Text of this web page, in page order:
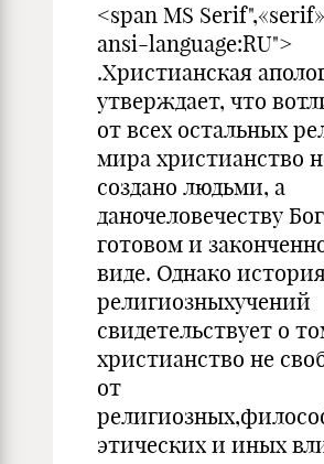
<span MS
ansi-language:RU">
.Христианская
утверждает, что
от всех остальных
мира христианство
создано людьми, а
даночеловечеству
готовом и
виде. Однако
религиозныхучений
свидетельствует о
христианство не
от
этических и иных